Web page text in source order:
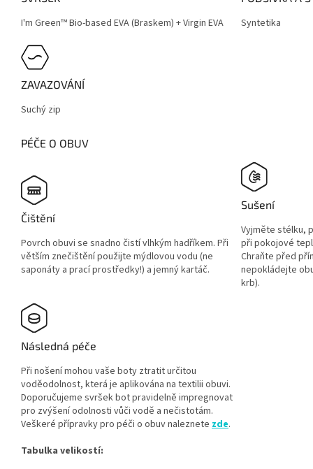
I'm Green™ Bio-based EVA (Braskem) + Virgin EVA Syntetika
ZAVAZOVÁNÍ
Suchý zip
PÉČE O OBUV
Čištění
Povrch obuvi se snadno čistí vlhkým hadříkem. Při
větším znečištění použijte mýdlovou vodu (ne
saponáty a prací prostředky!) a jemný kartáč.
Sušení
Vyjměte stélku,
při pokojové
Chraňte před
nepokládejte
krb).
Následná péče
Při nošení mohou vaše boty ztratit určitou
voděodolnost, která je aplikována na textilii obuvi.
Doporučujeme svršek bot pravidelně impregnovat
pro zvýšení odolnosti vůči vodě a nečistotám.
Veškeré přípravky pro péči o obuv naleznete zde.
Tabulka velikostí: